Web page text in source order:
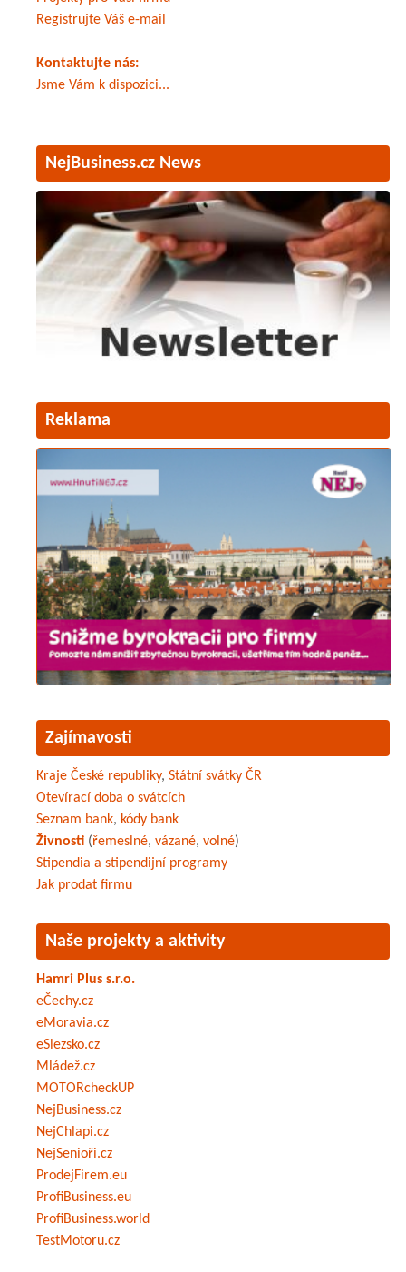
Registrujte Váš e-mail
Kontaktujte nás:
Jsme Vám k dispozici...
NejBusiness.cz News
Reklama
Zajímavosti
Kraje České republiky, Státní svátky ČR
Otevírací doba o svátcích
Seznam bank, kódy bank
Živnosti (řemeslné, vázané, volné)
Stipendia a stipendijní programy
Jak prodat firmu
Naše projekty a aktivity
Hamri Plus s.r.o.
eČechy.cz
eMoravia.cz
eSlezsko.cz
Mládež.cz
MOTORcheckUP
NejBusiness.cz
NejChlapi.cz
NejSenioři.cz
ProdejFirem.eu
ProfiBusiness.eu
ProfiBusiness.world
TestMotoru.cz